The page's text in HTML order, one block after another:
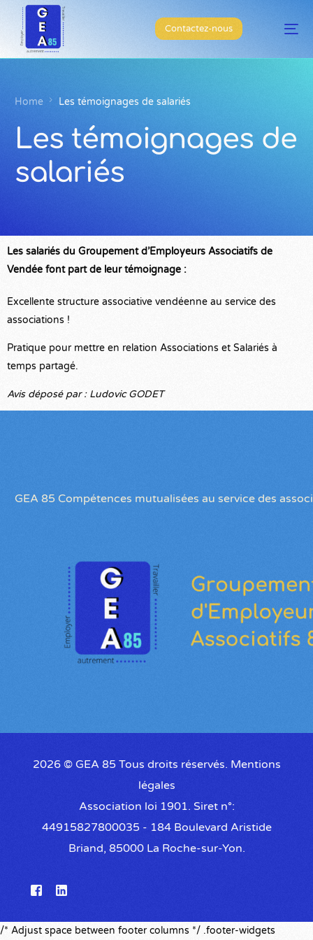
Contactez-nous
Home Les témoignages de salariés
Les témoignages de
salariés
Les salariés du Groupement d’Employeurs Associatifs de
Vendée font part de leur témoignage :
Excellente structure associative vendéenne au service des
associations !
Pratique pour mettre en relation Associations et Salariés à
temps partagé.
Avis déposé par : Ludovic GODET
GEA 85 Compétences mutualisées au service des
2026 © GEA 85Tous droits réservés. Mentions
légales
Association loi 1901. Siret n°:
44915827800035 - 184 Boulevard Aristide
Briand, 85000 La Roche-sur-Yon.
/* Adjust space between footer columns */ .footer-widgets